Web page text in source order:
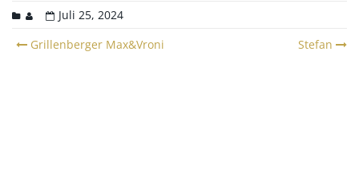
Juli 25, 2024
PostGrillenberger Max&Vroni Stefan